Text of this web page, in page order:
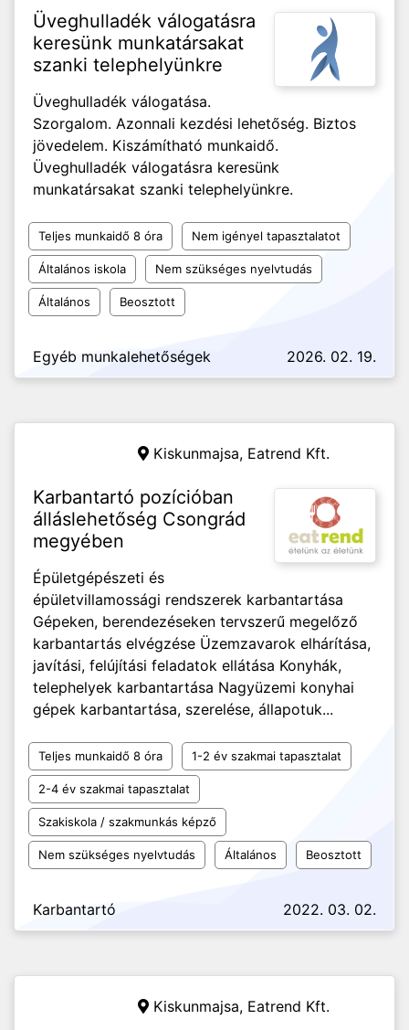
Üveghulladék válogatásra
keresünk munkatársakat
szanki telephelyünkre
Üveghulladék válogatása.
Szorgalom. Azonnali kezdési lehetőség. Biztos
jövedelem. Kiszámítható munkaidő.
Üveghulladék válogatásra keresünk
munkatársakat szanki telephelyünkre.
Teljes munkaidő 8 óra Nem igényel tapasztalatot
Általános iskola Nem szükséges nyelvtudás
Általános Beosztott
Egyéb munkalehetőségek 2026. 02. 19.
Kiskunmajsa, Eatrend Kft.
Karbantartó pozícióban
álláslehetőség Csongrád
megyében
Épületgépészeti és
épületvillamossági rendszerek karbantartása
Gépeken, berendezéseken tervszerű megelőző
karbantartás elvégzése Üzemzavarok elhárítása,
javítási, felújítási feladatok ellátása Konyhák,
telephelyek karbantartása Nagyüzemi konyhai
gépek karbantartása, szerelése, állapotuk...
Teljes munkaidő 8 óra 1-2 év szakmai tapasztalat
2-4 év szakmai tapasztalat
Szakiskola / szakmunkás képző
Nem szükséges nyelvtudás Általános Beosztott
Karbantartó 2022. 03. 02.
Kiskunmajsa, Eatrend Kft.